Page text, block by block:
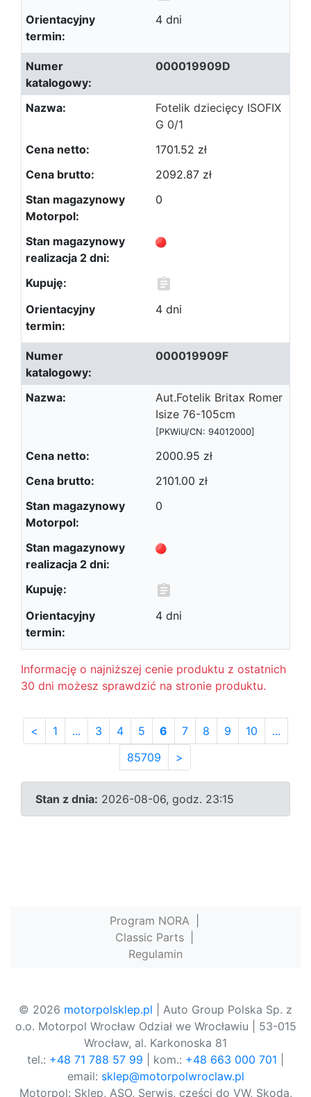
4 dni
000019909D
Fotelik dziecięcy ISOFIX
G 0/1
1701.52 zł
2092.87 zł
0
4 dni
000019909F
Aut.Fotelik Britax Romer
Isize 76-105cm
[PKWiU/CN: 94012000]
2000.95 zł
2101.00 zł
0
4 dni
Informację o najniższej cenie produktu z ostatnich
30 dni możesz sprawdzić na stronie produktu.
< 1 ... 3 4 5 6 7 8 9 10
...
85709
>
Stan z dnia: 2026-08-06, godz. 23:15
Program NORA
Classic Parts
Regulamin
© 2026 motorpolsklep.pl | Auto Group Polska Sp. z
o.o. Motorpol Wrocław Odział we Wrocławiu | 53-015
Wrocław, al. Karkonoska 81
tel.: +48 71 788 57 99 | kom.: +48 663 000 701
email: sklep@motorpolwroclaw.pl
Motorpol: Sklep, ASO, Serwis, części do VW, Skoda,